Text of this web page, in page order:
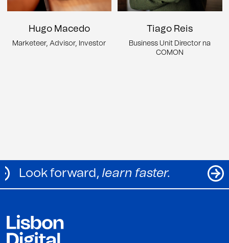
Hugo Macedo
Marketeer, Advisor, Investor
Tiago Reis
Business Unit Director na
COMON
Look forward, learn faster.